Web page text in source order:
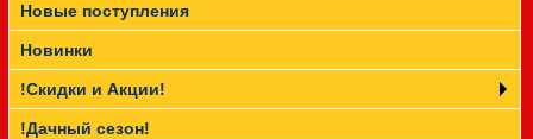
Прайс-лист
Новые поступления
Новинки
!Скидки и Акции!
!Дачный сезон!